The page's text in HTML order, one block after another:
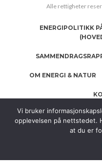
Alle rettigheter
ENERGIPOLITIKK
OM ENERGI & NATUR
Vi bruker
opplevelsen på nettstedet.
at du er